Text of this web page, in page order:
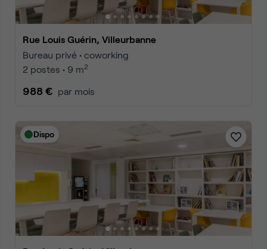
Rue Louis Guérin, Villeurbanne
Bureau privé • coworking
2 postes • 9 m2
988 € par mois
Dispo